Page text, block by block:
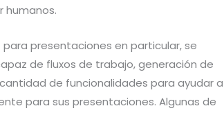
humanos.
presentaciones en particular, se
de fluxos de trabajo, generación de
de funcionalidades para ayudar a
para sus presentaciones. Algunas de